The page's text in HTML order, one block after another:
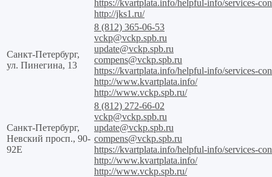
https://kvartplata.info/helpful-info/services-
http://jks1.ru/
Санкт-Петербург,
ул. Пинегина, 13
8 (812) 365-06-53
vckp@vckp.spb.ru
update@vckp.spb.ru
compens@vckp.spb.ru
https://kvartplata.info/helpful-info/services-
http://www.kvartplata.info/
http://www.vckp.spb.ru/
Санкт-Петербург,
Невский просп., 90-
92Е
8 (812) 272-66-02
vckp@vckp.spb.ru
update@vckp.spb.ru
compens@vckp.spb.ru
https://kvartplata.info/helpful-info/services-
http://www.kvartplata.info/
http://www.vckp.spb.ru/